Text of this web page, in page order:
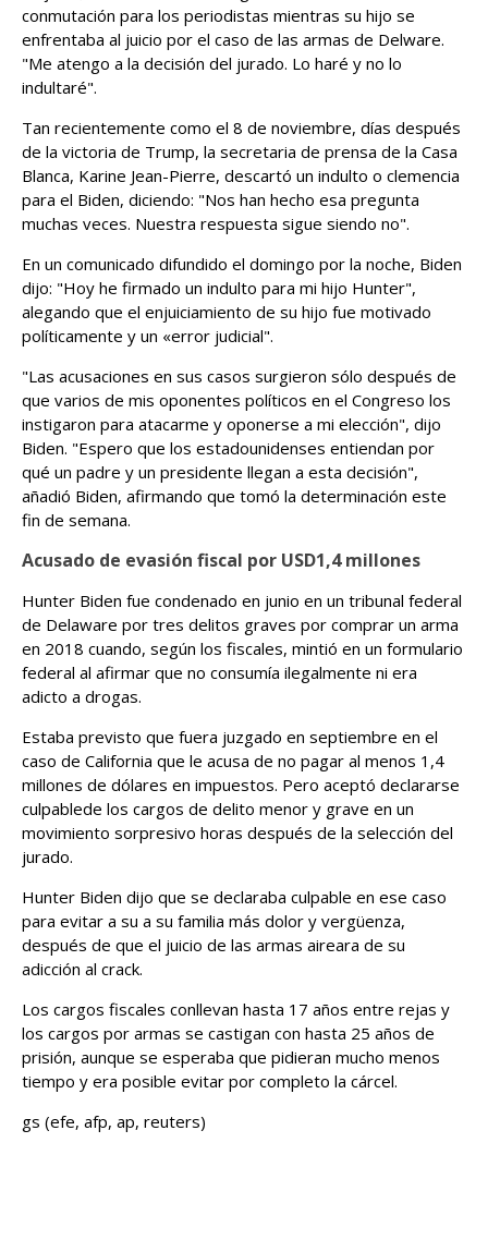
conmutación para los periodistas mientras su hijo se
enfrentaba al juicio por el caso de las armas de Delware.
"Me atengo a la decisión del jurado. Lo haré y no lo
indultaré".
Tan recientemente como el 8 de noviembre, días después
de la victoria de Trump, la secretaria de prensa de la Casa
Blanca, Karine Jean-Pierre, descartó un indulto o clemencia
para el Biden, diciendo: "Nos han hecho esa pregunta
muchas veces. Nuestra respuesta sigue siendo no".
En un comunicado difundido el domingo por la noche, Biden
dijo: "Hoy he firmado un indulto para mi hijo Hunter",
alegando que el enjuiciamiento de su hijo fue motivado
políticamente y un «error judicial".
"Las acusaciones en sus casos surgieron sólo después de
que varios de mis oponentes políticos en el Congreso los
instigaron para atacarme y oponerse a mi elección", dijo
Biden. "Espero que los estadounidenses entiendan por
qué un padre y un presidente llegan a esta decisión",
añadió Biden, afirmando que tomó la determinación este
fin de semana.
Acusado de evasión fiscal por USD1,4 millones
Hunter Biden fue condenado en junio en un tribunal federal
de Delaware por tres delitos graves por comprar un arma
en 2018 cuando, según los fiscales, mintió en un formulario
federal al afirmar que no consumía ilegalmente ni era
adicto a drogas.
Estaba previsto que fuera juzgado en septiembre en el
caso de California que le acusa de no pagar al menos 1,4
millones de dólares en impuestos. Pero aceptó declararse
culpablede los cargos de delito menor y grave en un
movimiento sorpresivo horas después de la selección del
jurado.
Hunter Biden dijo que se declaraba culpable en ese caso
para evitar a su a su familia más dolor y vergüenza,
después de que el juicio de las armas aireara de su
adicción al crack.
Los cargos fiscales conllevan hasta 17 años entre rejas y
los cargos por armas se castigan con hasta 25 años de
prisión, aunque se esperaba que pidieran mucho menos
tiempo y era posible evitar por completo la cárcel.
gs (efe, afp, ap, reuters)